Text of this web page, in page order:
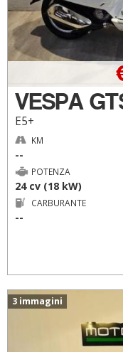
VESPA
E5+
KM
--
POTENZA
24 cv (18 kW)
CARBURANTE
--
3 immagini